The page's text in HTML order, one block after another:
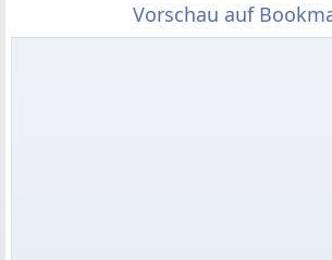
Vorschau auf